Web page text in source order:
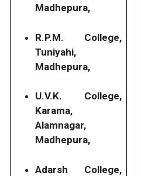
Madhepura,
R.P.M. College,
Tuniyahi,
Madhepura,
U.V.K. College,
Karama,
Alamnagar,
Madhepura,
Adarsh College,